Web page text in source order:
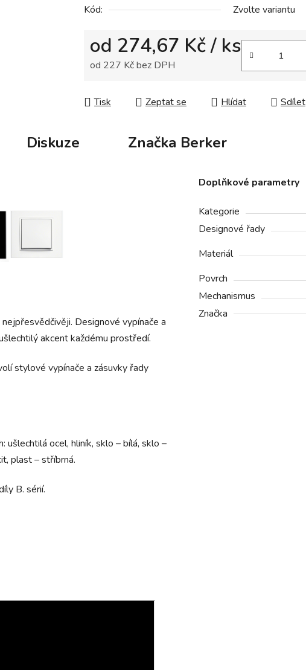
Kód:
Zvolte variantu
od 274,67 Kč/ ks
od 227 Kčbez DPH
Tisk Zeptat se Hlídat Sdílet
Diskuze Značka Berker
Designové vypínače a
akcent každému prostředí.
stylové vypínače a zásuvky řady
ušlechtilá ocel, hliník, sklo – bílá, sklo –
plast – stříbrná.
B. sérií.
Doplňkové parametry
Kategorie
Designové řady
Materiál
Povrch
Mechanismus
Značka